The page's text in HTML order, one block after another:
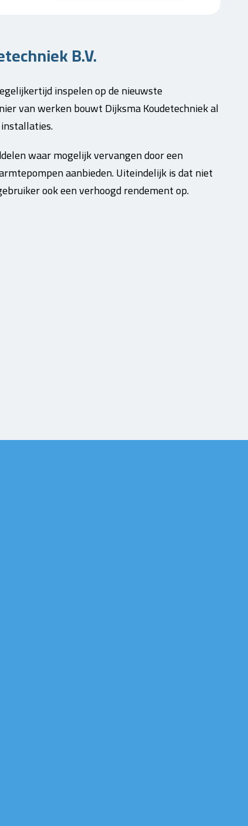
B.V.
inspelen op de nieuwste
van werken bouwt Dijksma Koudetechniek al
waar mogelijk vervangen door een
aanbieden. Uiteindelijk is dat niet
ook een verhoogd rendement op.